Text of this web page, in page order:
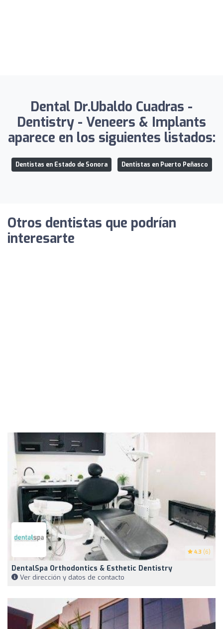
Dental Dr.Ubaldo Cuadras -
Dentistry - Veneers & Implants
aparece en los siguientes listados:
Dentistas en Estado de Sonora Dentistas en Puerto Peñasco
Otros dentistas que podrían
interesarte
4.3 (6)
DentalSpa Orthodontics & Esthetic Dentistry
Ver dirección y datos de contacto